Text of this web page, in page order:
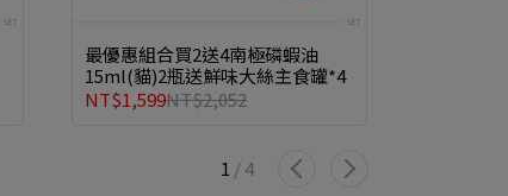
最優惠組合買2送4南極磷蝦油
15ml(貓)2瓶送鮮味大絲主食罐*4
NT$1,599NT$2,052
1 /4